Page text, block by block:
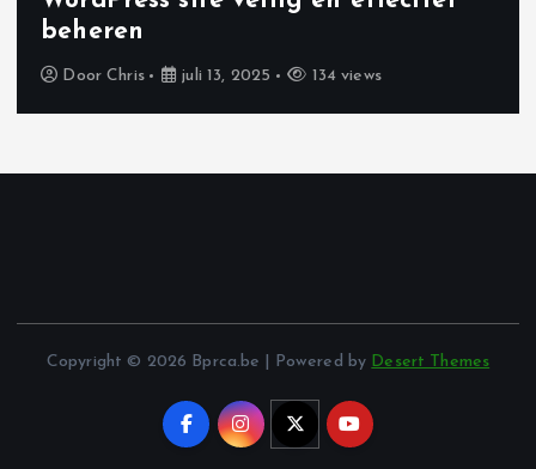
schoonmaakaanbestedingen
DoorChris juli 13, 2025 122 views
Copyright © 2026 Bprca.be | Powered by Desert Themes